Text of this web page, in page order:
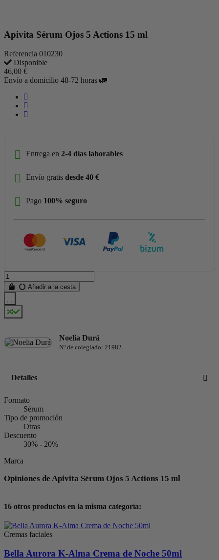
Apivita Sérum Ojos 5 Actions 15 ml
Referencia 010230
Disponible
46,00 €
Envío a domicilio 48-72 horas 🚛
Entrega en 2-4 días laborables
Envío gratis desde 40 €
Pago 100% seguro
Añadir a la cesta
Noelia Durá
Nº de colegiado: 21982
Detalles
Formato
Sérum
Tipo de promoción
Otras
Descuento
30% - 20%
Marca
Opiniones de Apivita Sérum Ojos 5 Actions 15 ml
16 otros productos en la misma categoría:
Cremas faciales
Bella Aurora K-Alma Crema de Noche 50ml